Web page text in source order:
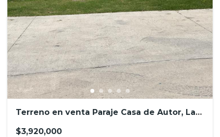
Terreno en venta Paraje Casa de Autor, Las
$3,920,000